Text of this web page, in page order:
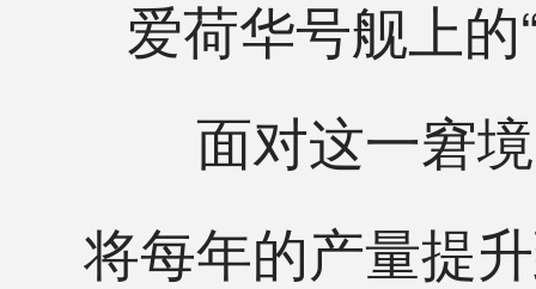
爱荷华号舰上
面对这一窘境
将每年的产量提